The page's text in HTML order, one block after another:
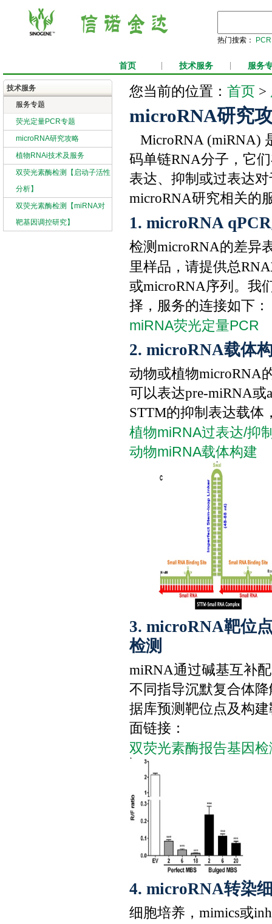
热门搜索： PCR
首页 技术服务 服务
技术服务
服务专题
荧光定量PCR专题
microRNA研究攻略
植物RNAi技术及服务
双荧光素酶检测【启动子活性
分析】
双荧光素酶检测【miRNA对
靶基因调控研究】
您当前的位置： 首页 >
microRNA研究
MicroRNA (miRNA)
码单链RNA分子，它
表达、抑制或过表达
microRNA研究相关的
1. microRNA
检测microRNA的差异
里样品，请提供总
或microRNA序列。我
择，服务的连接如下：
miRNA荧光定量PCR
2. microRNA载体
动物或植物microRNA
可以表达pre-miRNA
STTM的抑制表达载体
植物miRNA过表达/抑
动物miRNA载体构建
3. microRNA靶位
检测
miRNA通过碱基互补
不同指导沉默复合体
据库预测靶位点及构
面链接：
双荧光素酶报告基因
4. microRNA转染
细胞培养，mimics或